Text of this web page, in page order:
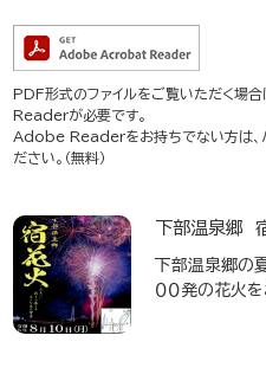
PDF形式のファイルをご覧いただく
Readerが必要です。
Adobe Readerをお持ちでない方は、
ださい。（無料）
下部温泉郷
下部温泉郷の
００発の花火